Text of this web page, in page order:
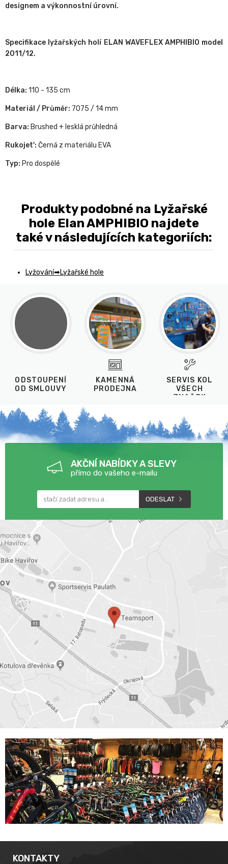
designem a výkonnostní úrovní.
Specifikace lyžařských holí ELAN WAVEFLEX AMPHIBIO model
2011/12.
Délka: 110 - 135 cm
Materiál / Průměr: 7075 / 14 mm
Barva: Brushed + lesklá průhledná
Rukojet': Černá z materiálu EVA
Typ: Pro dospělé
Produkty podobné na Lyžařské
hole Elan AMPHIBIO najdete
také v následujících kategoriích:
Lyžování Lyžařské hole
ODSTOUPENÍ
OD SMLOUVY
KAMENNÁ
PRODEJNA
SERVIS KOL
VŠECH
ZNAČEK
AKČNÍ NABÍDKY A SLEVY
přímo do vašeho e-mailu
ODESLAT
KONTAKTY